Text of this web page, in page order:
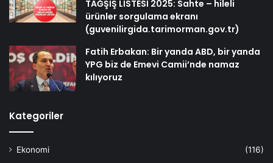
TAĞŞİŞ LİSTESİ 2025: Sahte – hileli
ürünler sorgulama ekranı
(guvenilirgida.tarimorman.gov.tr)
Fatih Erbakan: Bir yanda ABD, bir yanda
YPG biz de Emevi Camii’nde namaz
kılıyoruz
Kategoriler
Ekonomi
(116)